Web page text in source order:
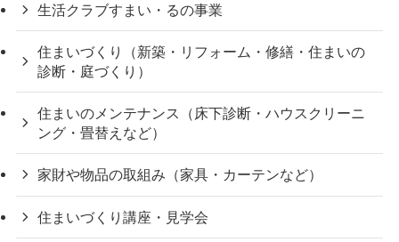
生活クラブすまい・るの事業
住まいづくり（新築・リフォーム・修繕・住まいの
診断・庭づくり）
住まいのメンテナンス（床下診断・ハウスクリーニ
ング・畳替えなど）
家財や物品の取組み（家具・カーテンなど）
住まいづくり講座・見学会